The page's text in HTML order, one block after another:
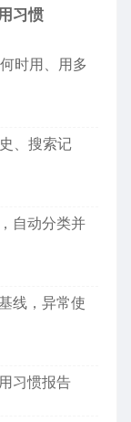
习惯
时用、用多
、搜索记
自动分类并
线，异常使
习惯报告